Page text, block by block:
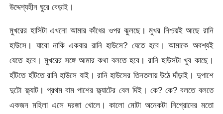
উদ্দেশ্যহীন ঘুরে বেড়াই।
মুখরের হাসিটা এখনো আমার কাঁধের ওপর ঝুলছে। মুখর নিশ্চয়ই আছে রানি
হাউসে। যাবো নাকি একবার রানি হাউসে? যেতে হবে। আমাকে অবশ্যই
যেতে হবে। মুখরের সঙ্গে আমার কথা বলতে হবে। রানি হাউসটা খুব কাছে।
হাঁটতে হাঁটতে রানি হাউসে যাই। রানি হাউসের তিনতলায় উঠে দাঁড়াই। দুপাশে
দুটো ফ্ল্যাট। প্রথম বাম পাশের ফ্ল্যাটের বেল দিই। কে? কে? বলতে বলতে
একজন মহিলা এসে দরজা খোলে। কালো মোটা অনেকটা নিগ্রোদের মতো